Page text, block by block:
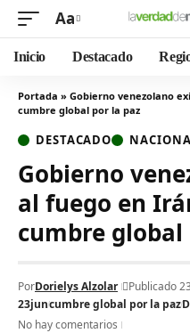
Aa
Inicio Destacado
Portada » Gobierno venezolano
cumbre global por la paz
DESTACADO
Gobierno
al fuego en
cumbre global
PorDorielys Alzolar
Publicado
23juncumbre global por la paz
No hay comentarios